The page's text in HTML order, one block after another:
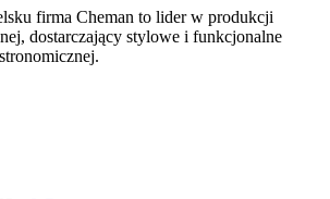
firma Cheman to lider w produkcji
dostarczający stylowe i funkcjonalne